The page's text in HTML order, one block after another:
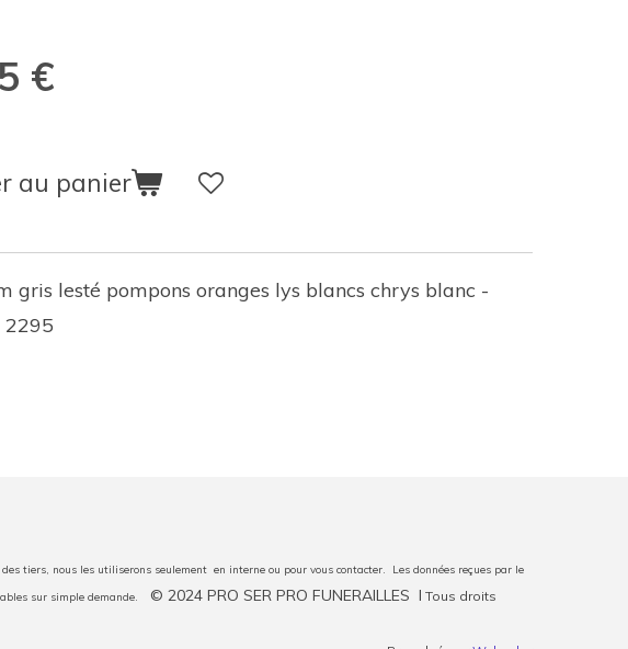
€
au panier
gris lesté pompons oranges lys blancs chrys blanc -
2295
tiers, nous les utiliserons seulement en interne ou pour vous contacter. Les données reçues par le
sur simple demande. © 2024 PRO SER PRO FUNERAILLES I Tous droits